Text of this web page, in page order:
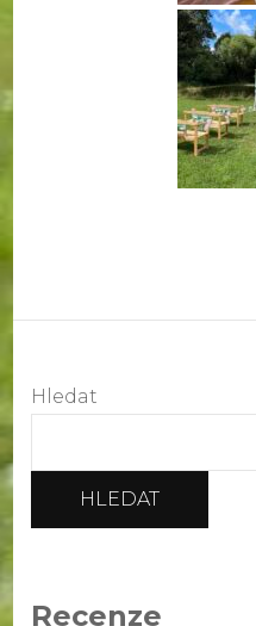
Hledat
HLEDAT
Recenze